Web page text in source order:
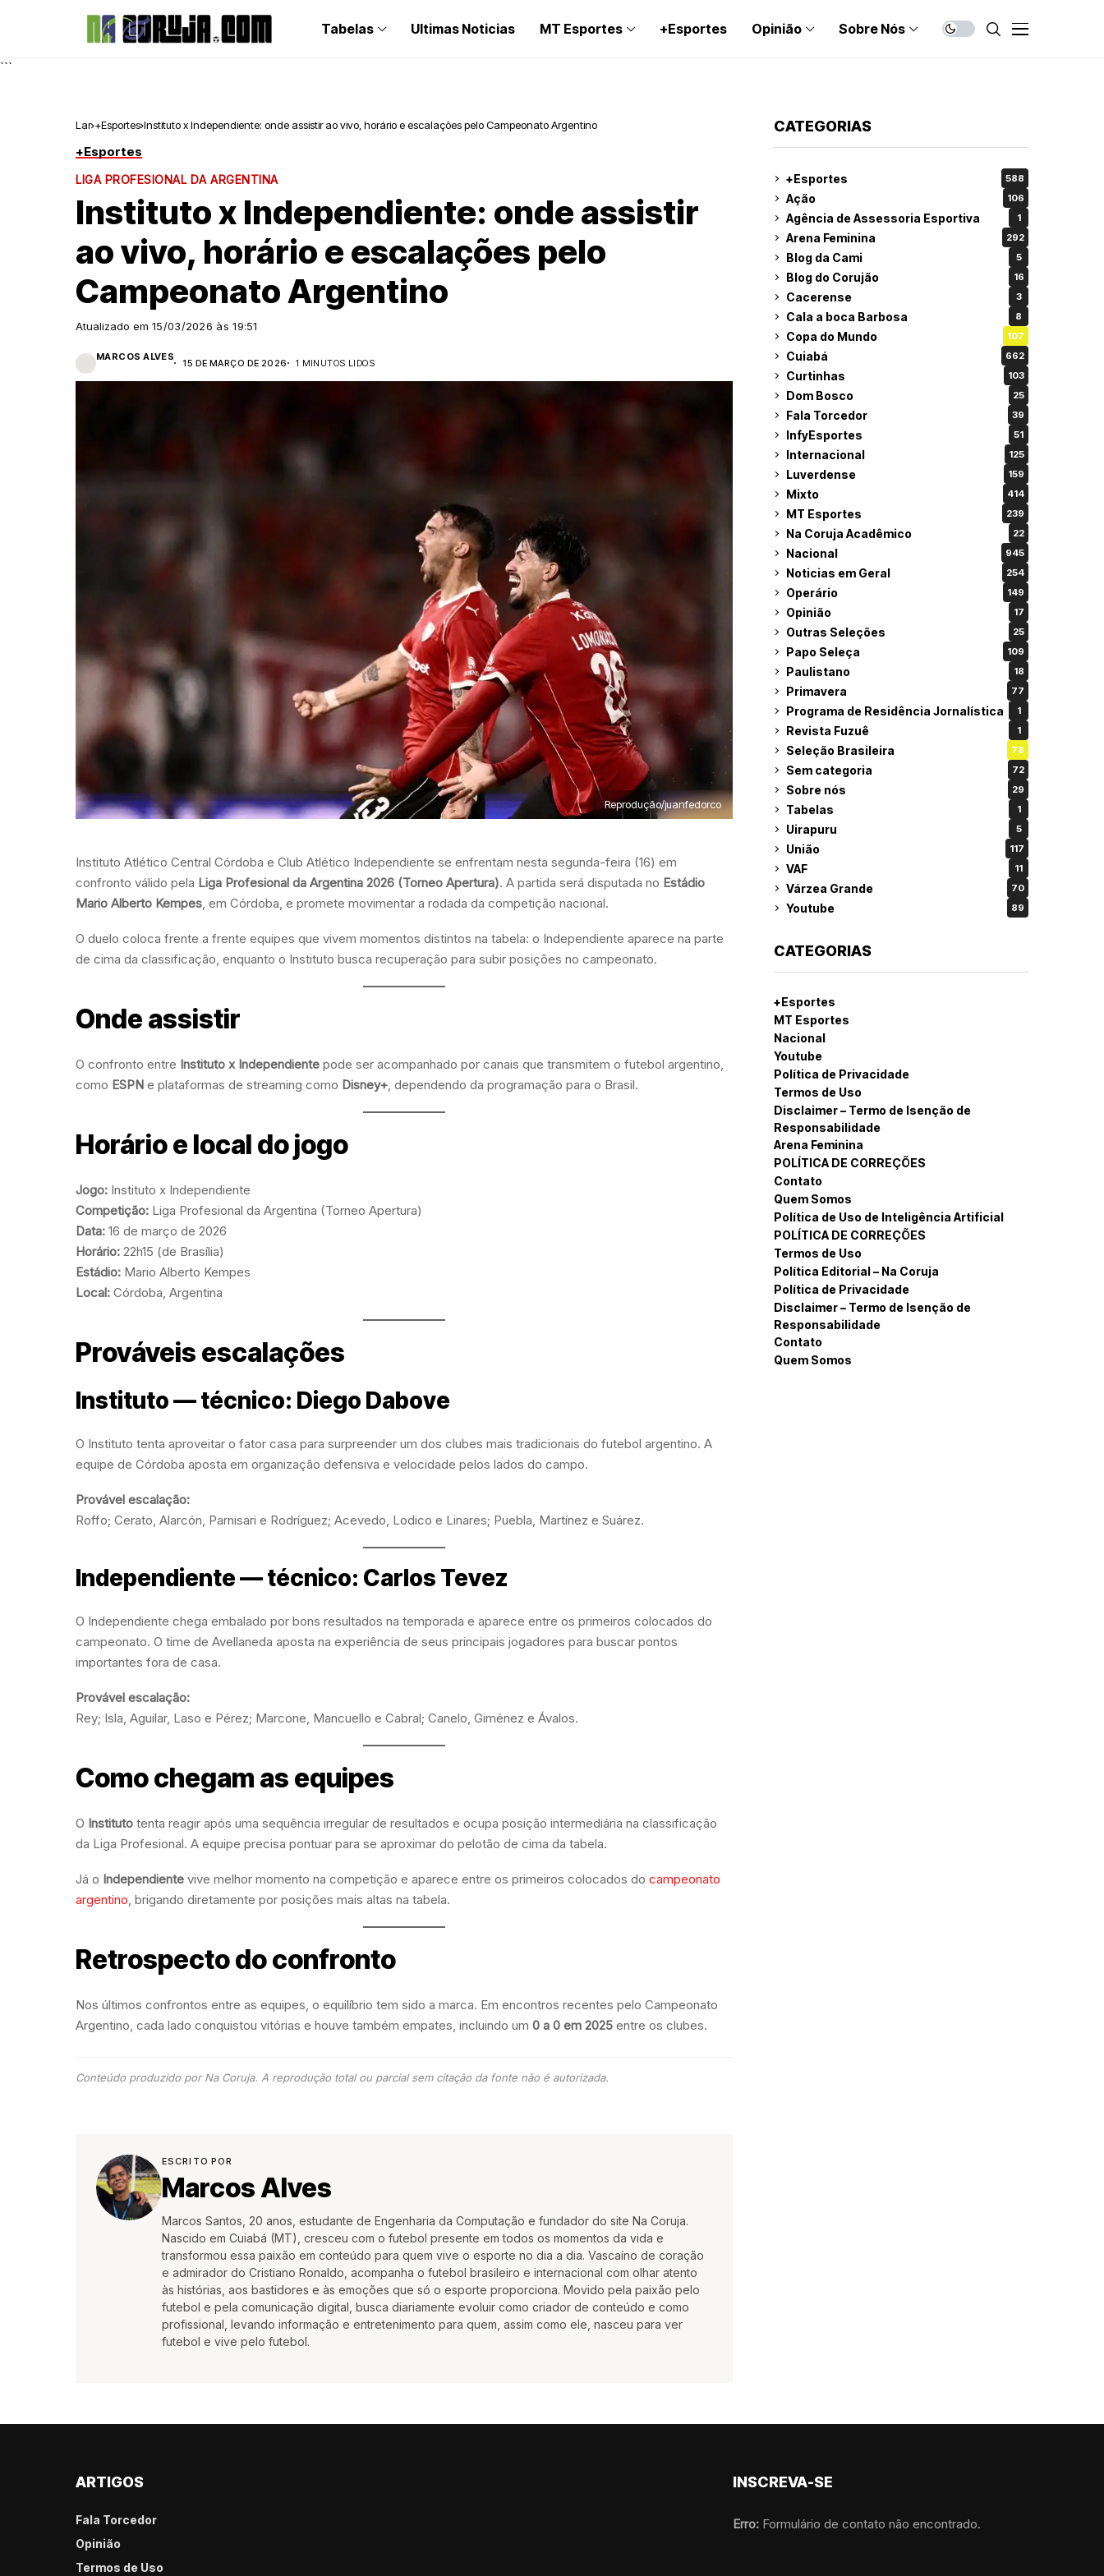
Tabelas Ultimas Noticias MT Esportes +Esportes Opinião Sobre Nós
```
Lar +Esportes Instituto x Independiente: onde assistir ao vivo, horário e escalações pelo Campeonato Argentino
+Esportes
LIGA PROFESIONAL DA ARGENTINA
Instituto x Independiente: onde assistir
ao vivo, horário e escalações pelo
Campeonato Argentino
Atualizado em 15/03/2026 às 19:51
MARCOS ALVES
15 DE MARÇO DE 2026 1 MINUTOS LIDOS
Reprodução/juanfedorco
Instituto Atlético Central Córdoba e Club Atlético Independiente se enfrentam nesta segunda-feira (16) em
confronto válido pela Liga Profesional da Argentina 2026 (Torneo Apertura). A partida será disputada no Estádio
Mario Alberto Kempes, em Córdoba, e promete movimentar a rodada da competição nacional.
O duelo coloca frente a frente equipes que vivem momentos distintos na tabela: o Independiente aparece na parte
de cima da classificação, enquanto o Instituto busca recuperação para subir posições no campeonato.
Onde assistir
O confronto entre Instituto x Independiente pode ser acompanhado por canais que transmitem o futebol argentino,
como ESPN e plataformas de streaming como Disney+, dependendo da programação para o Brasil.
Horário e local do jogo
Jogo: Instituto x Independiente
Competição: Liga Profesional da Argentina (Torneo Apertura)
Data: 16 de março de 2026
Horário: 22h15 (de Brasília)
Estádio: Mario Alberto Kempes
Local: Córdoba, Argentina
Prováveis escalações
Instituto — técnico: Diego Dabove
O Instituto tenta aproveitar o fator casa para surpreender um dos clubes mais tradicionais do futebol argentino. A
equipe de Córdoba aposta em organização defensiva e velocidade pelos lados do campo.
Provável escalação:
Roffo; Cerato, Alarcón, Parnisari e Rodríguez; Acevedo, Lodico e Linares; Puebla, Martínez e Suárez.
Independiente — técnico: Carlos Tevez
O Independiente chega embalado por bons resultados na temporada e aparece entre os primeiros colocados do
campeonato. O time de Avellaneda aposta na experiência de seus principais jogadores para buscar pontos
importantes fora de casa.
Provável escalação:
Rey; Isla, Aguilar, Laso e Pérez; Marcone, Mancuello e Cabral; Canelo, Giménez e Ávalos.
Como chegam as equipes
O Instituto tenta reagir após uma sequência irregular de resultados e ocupa posição intermediária na classificação
da Liga Profesional. A equipe precisa pontuar para se aproximar do pelotão de cima da tabela.
Já o Independiente vive melhor momento na competição e aparece entre os primeiros colocados do campeonato
argentino, brigando diretamente por posições mais altas na tabela.
Retrospecto do confronto
Nos últimos confrontos entre as equipes, o equilíbrio tem sido a marca. Em encontros recentes pelo Campeonato
Argentino, cada lado conquistou vitórias e houve também empates, incluindo um 0 a 0 em 2025 entre os clubes.
Conteúdo produzido por Na Coruja. A reprodução total ou parcial sem citação da fonte não é autorizada.
ESCRITO POR
Marcos Alves
Marcos Santos, 20 anos, estudante de Engenharia da Computação e fundador do site Na Coruja.
Nascido em Cuiabá (MT), cresceu com o futebol presente em todos os momentos da vida e
transformou essa paixão em conteúdo para quem vive o esporte no dia a dia. Vascaíno de coração
e admirador do Cristiano Ronaldo, acompanha o futebol brasileiro e internacional com olhar atento
às histórias, aos bastidores e às emoções que só o esporte proporciona. Movido pela paixão pelo
futebol e pela comunicação digital, busca diariamente evoluir como criador de conteúdo e como
profissional, levando informação e entretenimento para quem, assim como ele, nasceu para ver
futebol e vive pelo futebol.
CATEGORIAS
+Esportes 588
Ação 106
Agência de Assessoria Esportiva 1
Arena Feminina 292
Blog da Cami 5
Blog do Corujão 16
Cacerense 3
Cala a boca Barbosa 8
Copa do Mundo 107
Cuiabá 662
Curtinhas 103
Dom Bosco 25
Fala Torcedor 39
InfyEsportes 51
Internacional 125
Luverdense 159
Mixto 414
MT Esportes 239
Na Coruja Acadêmico 22
Nacional 945
Noticias em Geral 254
Operário 149
Opinião 17
Outras Seleções 25
Papo Seleça 109
Paulistano 18
Primavera 77
Programa de Residência Jornalística 1
Revista Fuzuê 1
Seleção Brasileira 78
Sem categoria 72
Sobre nós 29
Tabelas 1
Uirapuru 5
União 117
VAF 11
Várzea Grande 70
Youtube 89
CATEGORIAS
+Esportes
MT Esportes
Nacional
Youtube
Política de Privacidade
Termos de Uso
Disclaimer – Termo de Isenção de
Responsabilidade
Arena Feminina
POLÍTICA DE CORREÇÕES
Contato
Quem Somos
Política de Uso de Inteligência Artificial
POLÍTICA DE CORREÇÕES
Termos de Uso
Política Editorial – Na Coruja
Política de Privacidade
Disclaimer – Termo de Isenção de
Responsabilidade
Contato
Quem Somos
ARTIGOS
Fala Torcedor
Opinião
Termos de Uso
INSCREVA-SE
Erro: Formulário de contato não encontrado.